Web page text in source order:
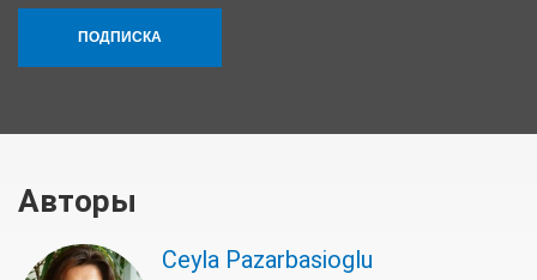
ПОДПИСКА
Авторы
Ceyla Pazarbasioglu